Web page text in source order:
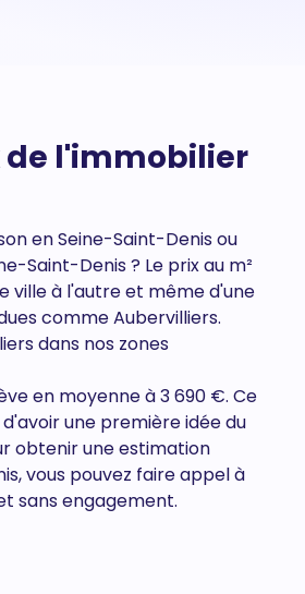
de l'immobilier
en Seine-Saint-Denis ou
Saint-Denis? Le prix au m²
ville à l'autre et même d'une
comme Aubervilliers.
dans nos zones
en moyenne à 3 690 €. Ce
une première idée du
obtenir une estimation
vous pouvez faire appel à
sans engagement.